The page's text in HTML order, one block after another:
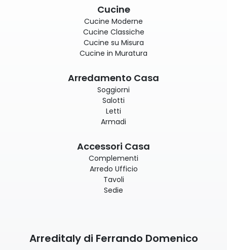
Cucine
Cucine Moderne
Cucine Classiche
Cucine su Misura
Cucine in Muratura
Arredamento Casa
Soggiorni
Salotti
Letti
Armadi
Accessori Casa
Complementi
Arredo Ufficio
Tavoli
Sedie
Arreditaly di Ferrando Domenico